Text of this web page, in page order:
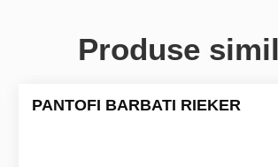
Produse
PANTOFI BARBATI RIEKER